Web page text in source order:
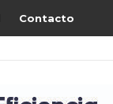
Contacto